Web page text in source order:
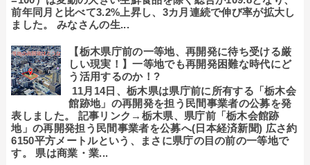
前年同月と比べて3.2%上昇し、3カ月連続で伸び率が拡大し
ました。 みなさんの生...
【栃木県庁前の一等地、再開発に待ち受ける厳
しい現実！】一等地でも再開発困難な時代にど
う活用するのか！?
11月14日、栃木県は県庁前に所有する「栃木会
館跡地」の再開発を担う民間事業者の公募を発
表しました。 記事リンク→栃木県、県庁前「栃木会館跡
地」の再開発担う民間事業者を公募へ(日本経済新聞) 広さ約
6150平方メートルという、まさに県庁の目の前の一等地で
す。 県は商業・業...